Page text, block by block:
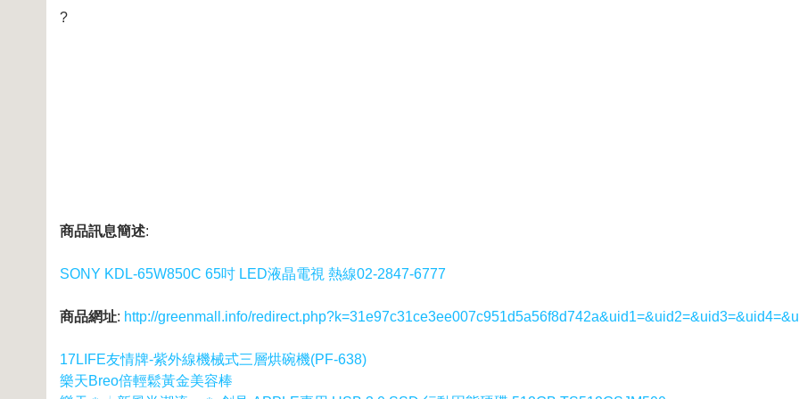
?
商品訊息簡述:
SONY KDL-65W850C 65吋 LED液晶電視 熱線02-2847-6777
商品網址: http://greenmall.info/
17LIFE友情牌-紫外線機械式三層烘碗機(PF-638)
樂天Breo倍輕鬆黃金美容棒